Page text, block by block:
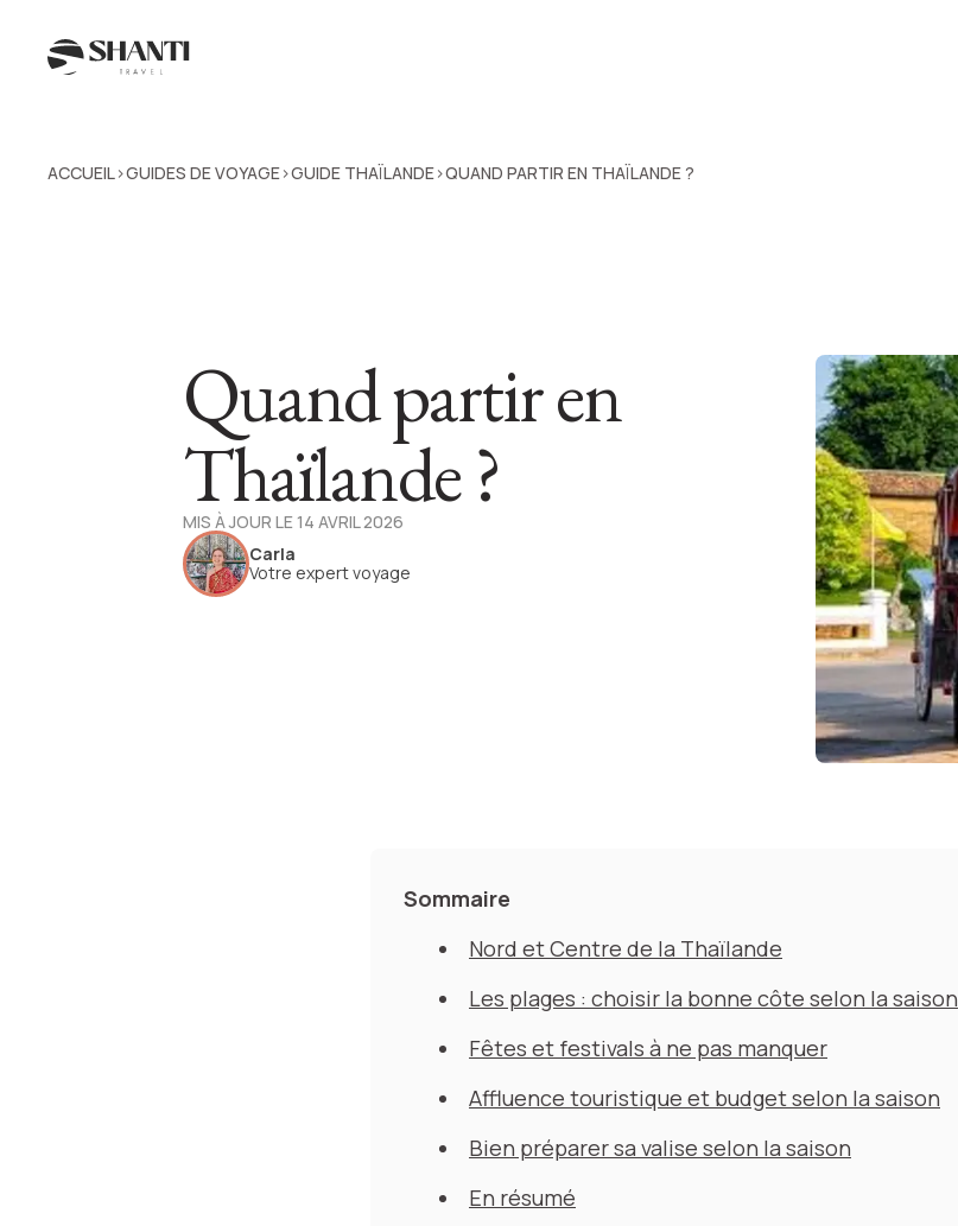
ACCUEIL>GUIDES DE VOYAGE>GUIDE THAÏLANDE>QUAND PARTIR EN THAÏLANDE ?
Quand partir en
Thaïlande ?
MIS À JOUR LE 14 AVRIL 2026
Carla
Votre expert voyage
Sommaire
Nord et Centre de la Thaïlande
Les plages : choisir la bonne côte selon la saison
Fêtes et festivals à ne pas manquer
Affluence touristique et budget selon la saison
Bien préparer sa valise selon la saison
En résumé